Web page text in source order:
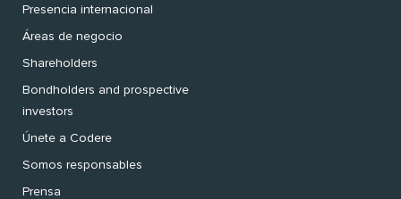
Presencia internacional
Áreas de negocio
Shareholders
Bondholders and prospective
investors
Únete a Codere
Somos responsables
Prensa